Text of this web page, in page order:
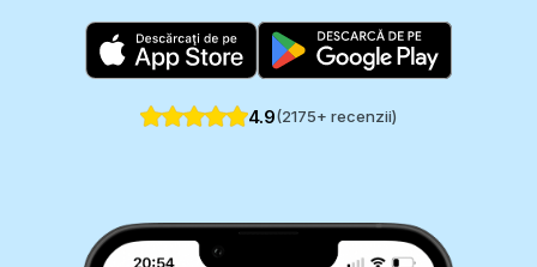
4.9(2175+ recenzii)